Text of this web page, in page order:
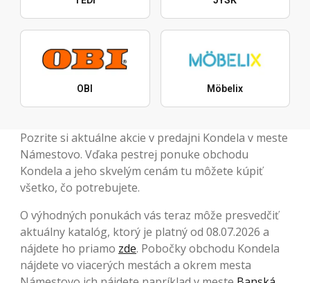
OBI Möbelix
Pozrite si aktuálne akcie v predajni Kondela v meste
Námestovo. Vďaka pestrej ponuke obchodu
Kondela a jeho skvelým cenám tu môžete kúpiť
všetko, čo potrebujete.
O výhodných ponukách vás teraz môže presvedčiť
aktuálny katalóg, ktorý je platný od 08.07.2026 a
nájdete ho priamo zde. Pobočky obchodu Kondela
nájdete vo viacerých mestách a okrem mesta